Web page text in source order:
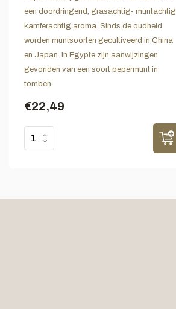
een doordringend, grasachtig- muntachtig
kamferachtig aroma. Sinds de oudheid
worden muntsoorten gecultiveerd in China
en Japan. In Egypte zijn aanwijzingen
gevonden van een soort pepermunt in
tomben.
€22,49